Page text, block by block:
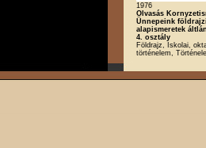
1976
Olvasás
Ünnepeink
alapismeretek
4. osztály
Földrajz, Iskolai,
történelem,